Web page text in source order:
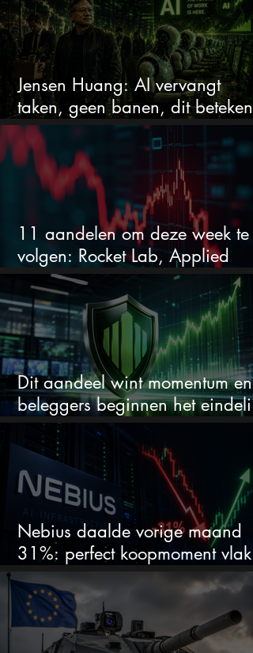
Jensen Huang: AI vervangt
taken, geen banen, dit betekent
het voor AI-aandelen
11 aandelen om deze week te
volgen: Rocket Lab, Applied
Materials en de zwaarste AI-test
Dit aandeel wint momentum en
beleggers beginnen het eindelijk
te zien
Nebius daalde vorige maand
31%: perfect koopmoment vlak
voor kwartaalcijfers?